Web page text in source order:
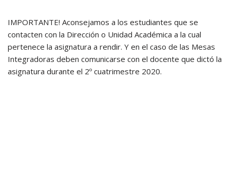
IMPORTANTE! Aconsejamos a los estudiantes que se
contacten con la Dirección o Unidad Académica a la cual
pertenece la asignatura a rendir. Y en el caso de las Mesas
Integradoras deben comunicarse con el docente que dictó la
asignatura durante el 2º cuatrimestre 2020.